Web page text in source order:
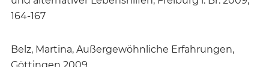
164-167
Belz, Martina, Außergewöhnliche Erfahrungen,